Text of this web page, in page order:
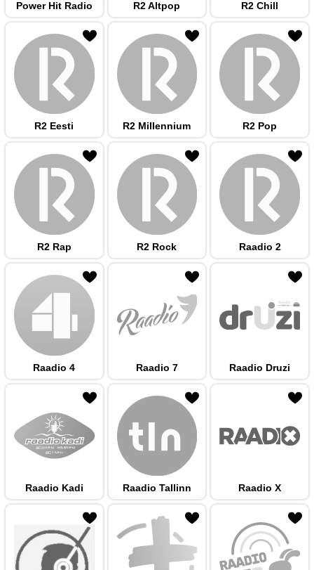
Power Hit Radio R2 Altpop R2 Chill
R2 Eesti R2 Millennium R2 Pop
R2 Rap R2 Rock Raadio 2
Raadio 4 Raadio 7 Raadio Druzi
Raadio Kadi Raadio Tallinn Raadio X